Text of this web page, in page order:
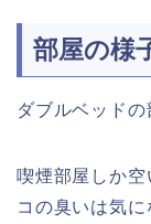
部屋の様
ダブルベッドの
喫煙部屋しか
コの臭いは気に